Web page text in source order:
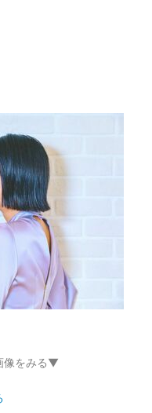
像をみる▼